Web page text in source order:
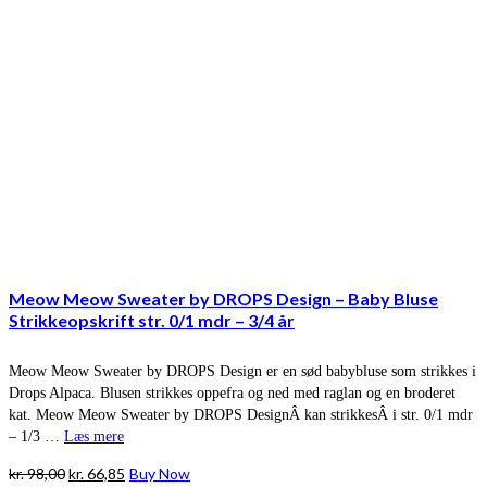
Meow Meow Sweater by DROPS Design – Baby Bluse
Strikkeopskrift str. 0/1 mdr – 3/4 år
Meow Meow Sweater by DROPS Design er en sød babybluse som strikkes i
Drops Alpaca. Blusen strikkes oppefra og ned med raglan og en broderet
kat. Meow Meow Sweater by DROPS DesignÂ kan strikkesÂ i str. 0/1 mdr
– 1/3 … Læs mere
kr.98,00Den
kr.66,85 Den
Buy Now